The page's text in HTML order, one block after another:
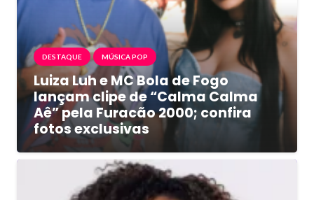
DESTAQUE MÚSICA POP
Luiza Luh e MC Bola de Fogo
lançam clipe de “Calma Calma
Aê” pela Furacão 2000; confira
fotos exclusivas